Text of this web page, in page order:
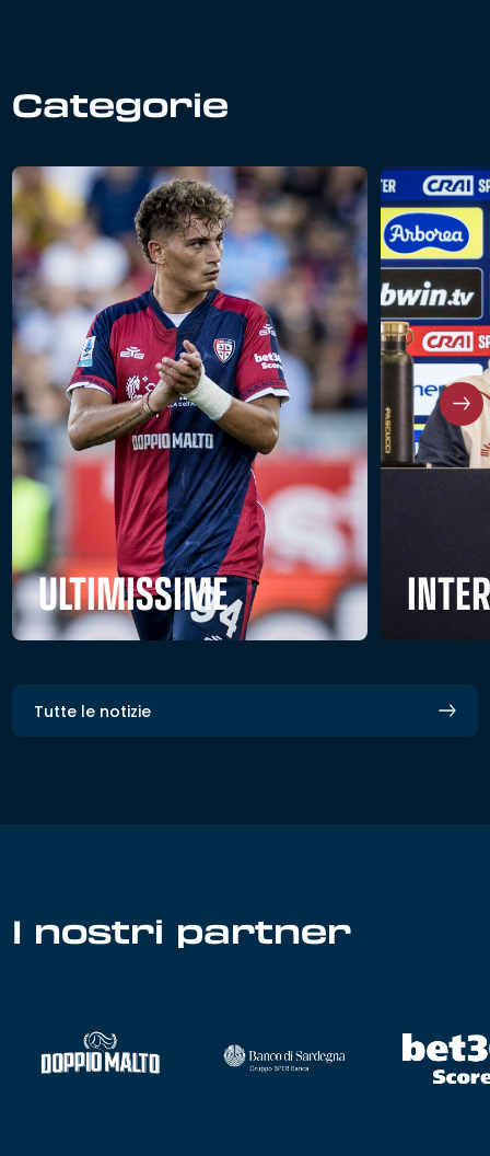
Categorie
ULTIMISSIME
Tutte le notizie
I nostri partner